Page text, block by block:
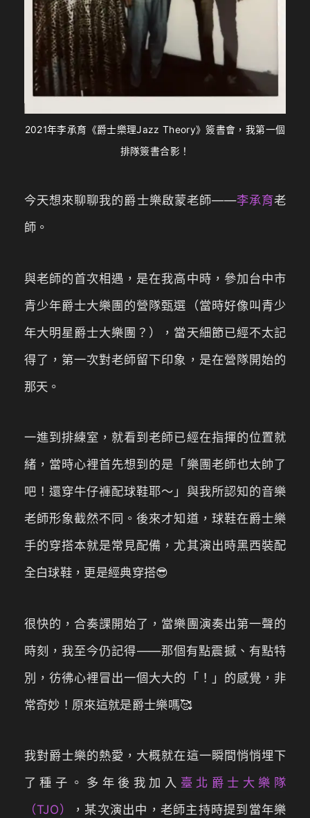
2021年李承育《爵士樂理Jazz Theory》簽書會，我第一個
排隊簽書合影！
今天想來聊聊我的爵士樂啟蒙老師——李承育老
師。
與老師的首次相遇，是在我高中時，參加台中市
青少年爵士大樂團的營隊甄選（當時好像叫青少
年大明星爵士大樂團？），當天細節已經不太記
得了，第一次對老師留下印象，是在營隊開始的
那天。
一進到排練室，就看到老師已經在指揮的位置就
緒，當時心裡首先想到的是「樂團老師也太帥了
吧！還穿牛仔褲配球鞋耶～」與我所認知的音樂
老師形象截然不同。後來才知道，球鞋在爵士樂
手的穿搭本就是常見配備，尤其演出時黑西裝配
全白球鞋，更是經典穿搭😎
很快的，合奏課開始了，當樂團演奏出第一聲的
時刻，我至今仍記得——那個有點震撼、有點特
別，彷彿心裡冒出一個大大的「！」的感覺，非
常奇妙！原來這就是爵士樂嗎🥰
我對爵士樂的熱愛，大概就在這一瞬間悄悄埋下
了種子。多年後我加入 臺北爵士大樂隊
（TJO）
，某次演出中，老師主持時提到當年樂